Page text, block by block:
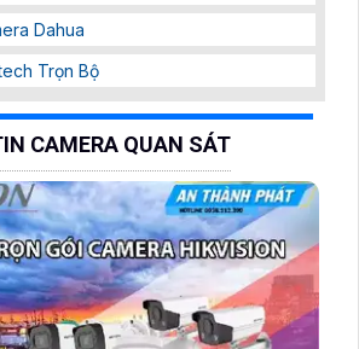
Dahua
Trọn Bộ
CAMERA QUAN SÁT